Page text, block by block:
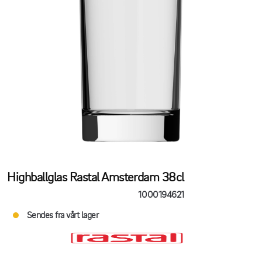
Highballglas Rastal Amsterdam 38cl
1000194621
Sendes fra vårt lager